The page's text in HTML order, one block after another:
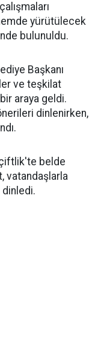
yürütülecek
bulunuldu.
Başkanı
ve teşkilat
bir araya geldi.
dinlenirken,
belde
vatandaşlarla